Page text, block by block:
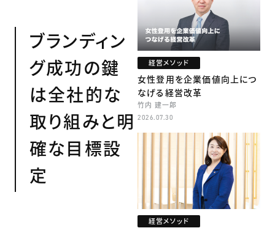
ブランディン
グ成功の鍵
は全社的な
取り組みと明
確な目標設
定
経営メソッド
女性登用を企業価値向上につ
なげる経営改革
竹内 建一郎
2026.07.30
経営メソッド